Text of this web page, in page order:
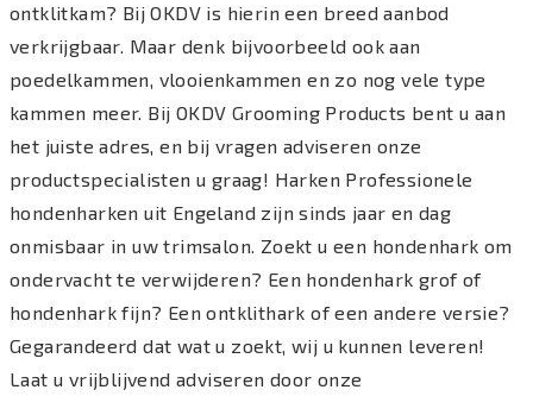
ontklitkam? Bij OKDV is hierin een breed aanbod
verkrijgbaar. Maar denk bijvoorbeeld ook aan
poedelkammen, vlooienkammen en zo nog vele type
kammen meer. Bij OKDV Grooming Products bent u aan
het juiste adres, en bij vragen adviseren onze
productspecialisten u graag! Harken Professionele
hondenharken uit Engeland zijn sinds jaar en dag
onmisbaar in uw trimsalon. Zoekt u een hondenhark om
ondervacht te verwijderen? Een hondenhark grof of
hondenhark fijn? Een ontklithark of een andere versie?
Gegarandeerd dat wat u zoekt, wij u kunnen leveren!
Laat u vrijblijvend adviseren door onze